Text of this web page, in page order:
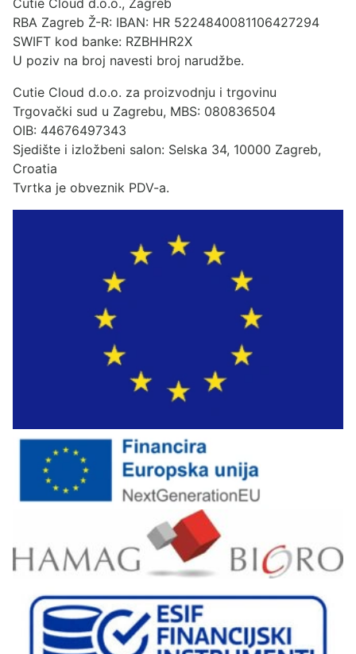
RBA Zagreb Ž-R: IBAN: HR 5224840081106427294
SWIFT kod banke: RZBHHR2X
U poziv na broj navesti broj narudžbe.
Cutie Cloud d.o.o. za proizvodnju i trgovinu
Trgovački sud u Zagrebu, MBS: 080836504
OIB: 44676497343
Sjedište i izložbeni salon: Selska 34, 10000 Zagreb,
Croatia
Tvrtka je obveznik PDV-a.